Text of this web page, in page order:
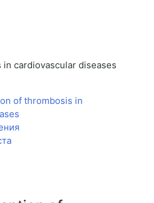
cardiovascular diseases
of thrombosis in